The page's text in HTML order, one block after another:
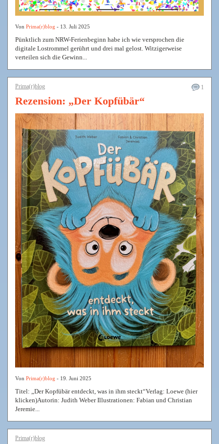
Von Prima(r)blog - 13. Juli 2025
Pünktlich zum NRW-Ferienbeginn habe ich wie versprochen die
digitale Lostrommel gerührt und drei mal gelost. Witzigerweise
verteilen sich die Gewinn...
1
Prima(r)blog
Rezension: „Der Kopfübär“
Von Prima(r)blog - 19. Juni 2025
Titel: „Der Kopfübär entdeckt, was in ihm steckt“Verlag: Loewe (hier
klicken)Autorin: Judith Weber Illustrationen: Fabian und Christian
Jeremie...
Prima(r)blog